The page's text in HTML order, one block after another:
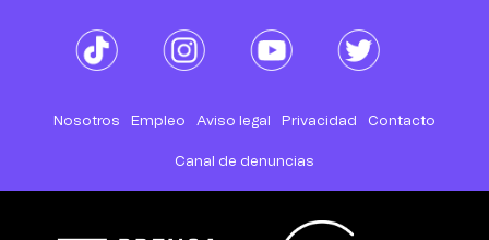
Nosotros Empleo Aviso legal Privacidad Contacto
Canal de denuncias